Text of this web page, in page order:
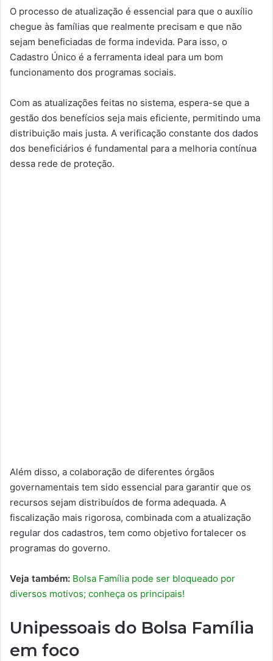
O processo de atualização é essencial para que o auxílio
chegue às famílias que realmente precisam e que não
sejam beneficiadas de forma indevida. Para isso, o
Cadastro Único é a ferramenta ideal para um bom
funcionamento dos programas sociais.
Com as atualizações feitas no sistema, espera-se que a
gestão dos benefícios seja mais eficiente, permitindo uma
distribuição mais justa. A verificação constante dos dados
dos beneficiários é fundamental para a melhoria contínua
dessa rede de proteção.
Além disso, a colaboração de diferentes órgãos
governamentais tem sido essencial para garantir que os
recursos sejam distribuídos de forma adequada. A
fiscalização mais rigorosa, combinada com a atualização
regular dos cadastros, tem como objetivo fortalecer os
programas do governo.
Veja também: Bolsa Família pode ser bloqueado por
diversos motivos; conheça os principais!
Unipessoais do Bolsa Família
em foco